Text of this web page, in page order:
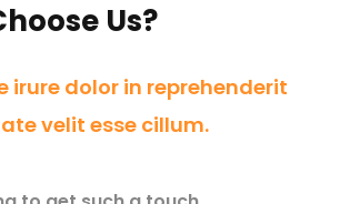
Us?
irure dolor in reprehenderit
velit esse cillum.